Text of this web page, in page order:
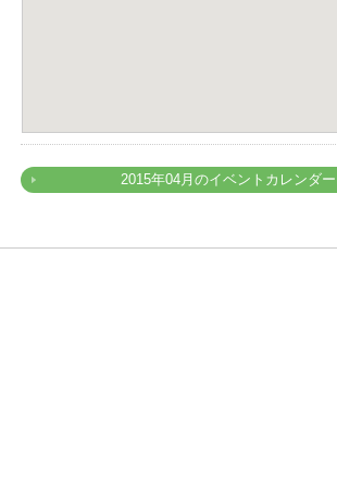
2015年04月のイベントカレンダ